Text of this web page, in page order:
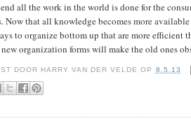
all the work in the world is done for the
Now that all knowledge becomes more
to organize bottom up that are more efficient
new organization forms will make the old ones
DOOR HARRY VAN DER VELDE OP 8.5.13